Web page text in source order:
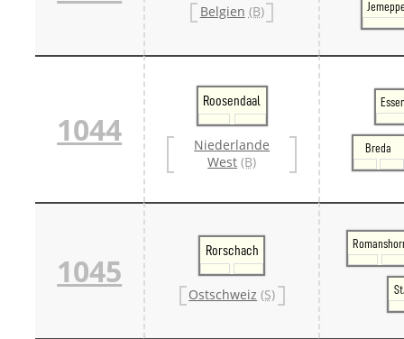
Belgien (B)
1044
Roosendaal
Niederlande
West (B)
Breda
1045
Rorschach
Ostschweiz (S)